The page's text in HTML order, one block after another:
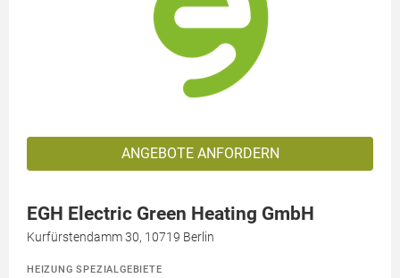
ANGEBOTE ANFORDERN
EGH Electric Green Heating GmbH
Kurfürstendamm 30, 10719 Berlin
HEIZUNG SPEZIALGEBIETE